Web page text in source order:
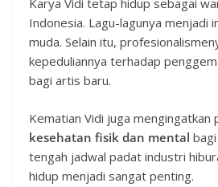
Karya Vidi tetap hidup sebagai
Indonesia. Lagu-lagunya menjadi
muda. Selain itu,
kepeduliannya terhadap
bagi artis baru.
Kematian Vidi juga mengingatkan
kesehatan fisik dan mental
tengah jadwal padat industri
hidup menjadi sangat penting.